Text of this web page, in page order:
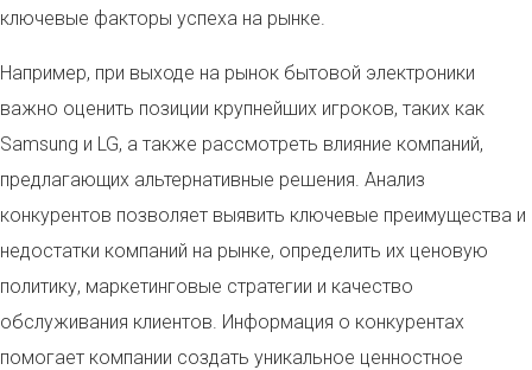
ключевые факторы успеха на рынке.
Например, при выходе на рынок бытовой электроники
важно оценить позиции крупнейших игроков, таких как
Samsung и LG, а также рассмотреть влияние компаний,
предлагающих альтернативные решения. Анализ
конкурентов позволяет выявить ключевые преимущества и
недостатки компаний на рынке, определить их ценовую
политику, маркетинговые стратегии и качество
обслуживания клиентов. Информация о конкурентах
помогает компании создать уникальное ценностное